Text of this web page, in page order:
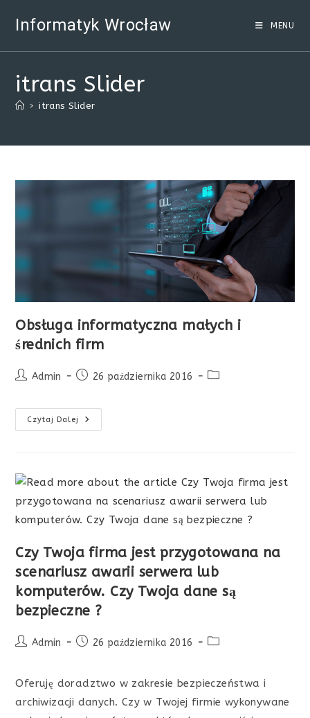
Informatyk Wrocław MENU
itrans Slider
> itrans Slider
Obsługa informatyczna małych i
średnich firm
PostAdmin
Post26 października 2016
Post
Czytaj Dalej
Obsługa
Informatyczna
Czy Twoja firma jest przygotowana na
scenariusz awarii serwera lub
komputerów. Czy Twoja dane są
bezpieczne ?
PostAdmin
Post26 października 2016
Post
Oferuję doradztwo w zakresie bezpieczeństwa i
archiwizacji danych. Czy w Twojej firmie wykonywane